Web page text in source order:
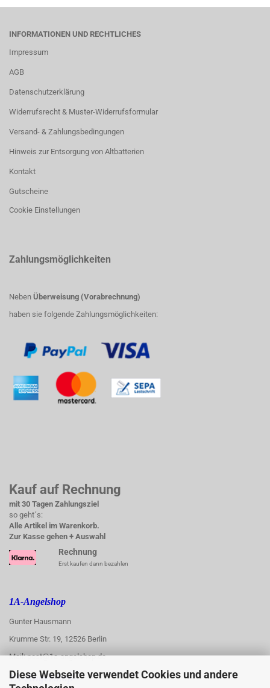
Diese Webseite verwendet Cookies und andere
INFORMATIONEN UND RECHTLICHES
Impressum
AGB
Datenschutzerklärung
Widerrufsrecht & Muster-Widerrufsformular
Versand- & Zahlungsbedingungen
Hinweis zur Entsorgung von Altbatterien
Kontakt
Gutscheine
Cookie Einstellungen
Zahlungsmöglichkeiten
Neben Überweisung (Vorabrechnung)
haben sie folgende Zahlungsmöglichkeiten:
Kauf auf Rechnung
mit 30 Tagen Zahlungsziel
so geht´s:
Alle Artikel im Warenkorb.
Zur Kasse gehen + Auswahl
Rechnung
Erst kaufen dann bezahlen
1A-Angelshop
Gunter Hausmann
Krumme Str. 19, 12526 Berlin
Mail: post@1a-angelshop.de
1A-Angelshop-